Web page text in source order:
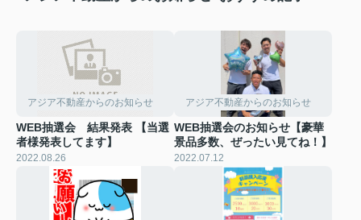
アジア不動産からのお知らせ
WEB抽選会 結果発表 【当選
者様発表してます】
2022.08.26
アジア不動産からのお知らせ
WEB抽選会のお知らせ【豪華
景品多数、ぜったい見てね！】
2022.07.12